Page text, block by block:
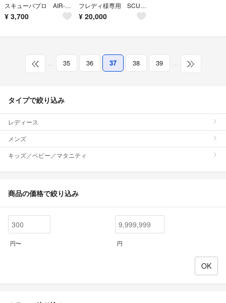
スキューバプロ AIR-2搭載BCD ストラップ付き
¥ 3,700
フレディ様専用 SCUBAPRO ダイビング 重機材 1式
¥ 20,000
… 35 36 37 38 39 …
タイプで絞り込み
レディース
メンズ
キッズ／ベビー／マタニティ
商品の価格で絞り込み
円〜 円